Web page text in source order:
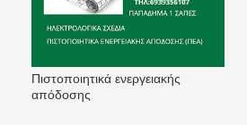
Πιστοποιητικά ενεργειακής
απόδοσης